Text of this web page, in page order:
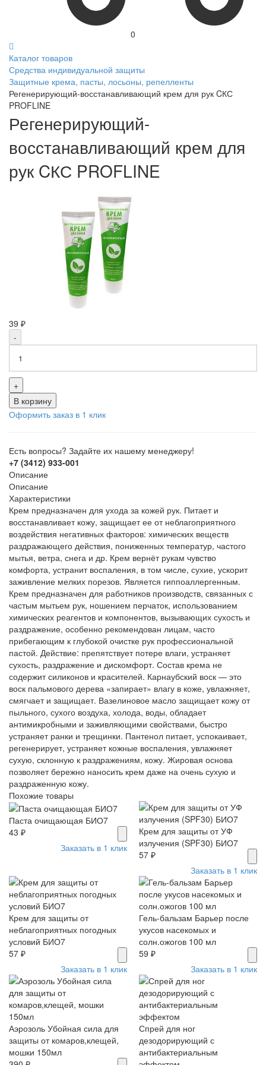
0
Каталог товаров
Средства индивидуальной защиты
Защитные крема, пасты, лосьоны, репелленты
Регенерирующий-восстанавливающий крем для рук CКС
PROFLINE
Регенерирующий-
восстанавливающий крем для
рук CКС PROFLINE
39 ₽
-
+
В корзину
Оформить заказ в 1 клик
Есть вопросы? Задайте их нашему менеджеру!
+7 (3412) 933-001
Описание
Описание
Характеристики
Крем предназначен для ухода за кожей рук. Питает и
восстанавливает кожу, защищает ее от неблагоприятного
воздействия негативных факторов: химических веществ
раздражающего действия, пониженных температур, частого
мытья, ветра, снега и др. Крем вернёт рукам чувство
комфорта, устранит воспаления, в том числе, сухие, ускорит
заживление мелких порезов. Является гиппоаллергенным.
Крем предназначен для работников производств, связанных с
частым мытьем рук, ношением перчаток, использованием
химических реагентов и компонентов, вызывающих сухость и
раздражение, особенно рекомендован лицам, часто
прибегающим к глубокой очистке рук профессиональной
пастой. Действие: препятствует потере влаги, устраняет
сухость, раздражение и дискомфорт. Состав крема не
содержит силиконов и красителей. Карнаубский воск — это
воск пальмового дерева «запирает» влагу в коже, увлажняет,
смягчает и защищает. Вазелиновое масло защищает кожу от
пыльного, сухого воздуха, холода, воды, обладает
антимикробными и заживляющими свойствами, быстро
устраняет ранки и трещинки. Пантенол питает, успокаивает,
регенерирует, устраняет кожные воспаления, увлажняет
сухую, склонную к раздражениям, кожу. Жировая основа
позволяет бережно наносить крем даже на очень сухую и
раздраженную кожу.
Похожие товары
Паста очищающая БИО7
43 ₽
Заказать в 1 клик
Крем для защиты от УФ
излучения (SPF30) БИО7
57 ₽
Заказать в 1 клик
Крем для защиты от
неблагоприятных погодных
условий БИО7
57 ₽
Заказать в 1 клик
Гель-бальзам Барьер после
укусов насекомых и
солн.ожогов 100 мл
59 ₽
Заказать в 1 клик
Аэрозоль Убойная сила для
защиты от комаров,клещей,
мошки 150мл
Спрей для ног
дезодорирующий с
антибактериальным